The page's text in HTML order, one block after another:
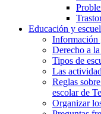
Educación y
Información
Derecho a
Tipos de
Las
Reglas
escolar de
Organizar